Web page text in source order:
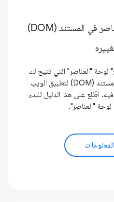
البدء بعرض نموذج العناصر في المستند (DOM)
لوحة "العناصر" التي تتيح لك
عرض نموذج العناصر في المستند (DOM) لتطبيق الويب
اطّلِع على هذا الدليل للبدء
"العناصر".